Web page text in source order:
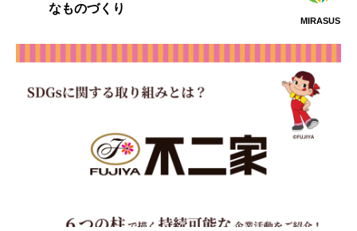
なものづくり
MIRASUS